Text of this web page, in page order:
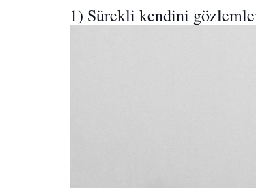
1) Sürekli kendini